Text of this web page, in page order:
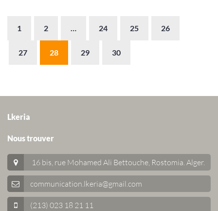
1 2 … 24 25 26
27 28 29 30
Lkeria
Nous trouver
16 bis, rue Mohamed Ali Bettouche, Rostomia. Alger.
communication.lkeria@gmail.com
(213) 023 18 21 11